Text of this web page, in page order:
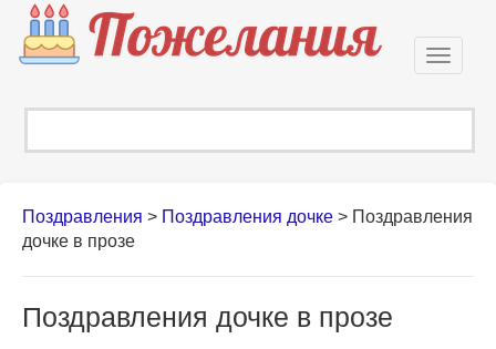
Поздравления > Поздравления дочке > Поздравления
дочке в прозе
Поздравления дочке в прозе